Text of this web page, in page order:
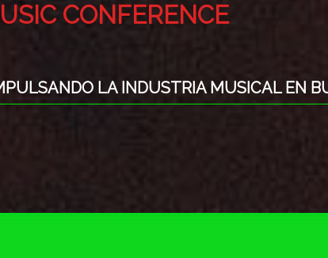
CONFERENCE
LA INDUSTRIA MUSICAL EN